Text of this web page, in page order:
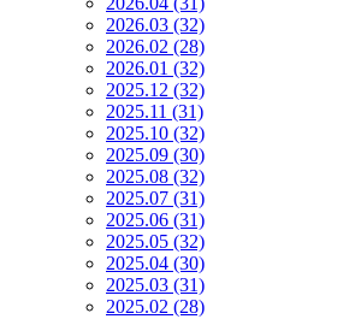
2026.03 (32)
2026.02 (28)
2026.01 (32)
2025.12 (32)
2025.11 (31)
2025.10 (32)
2025.09 (30)
2025.08 (32)
2025.07 (31)
2025.06 (31)
2025.05 (32)
2025.04 (30)
2025.03 (31)
2025.02 (28)